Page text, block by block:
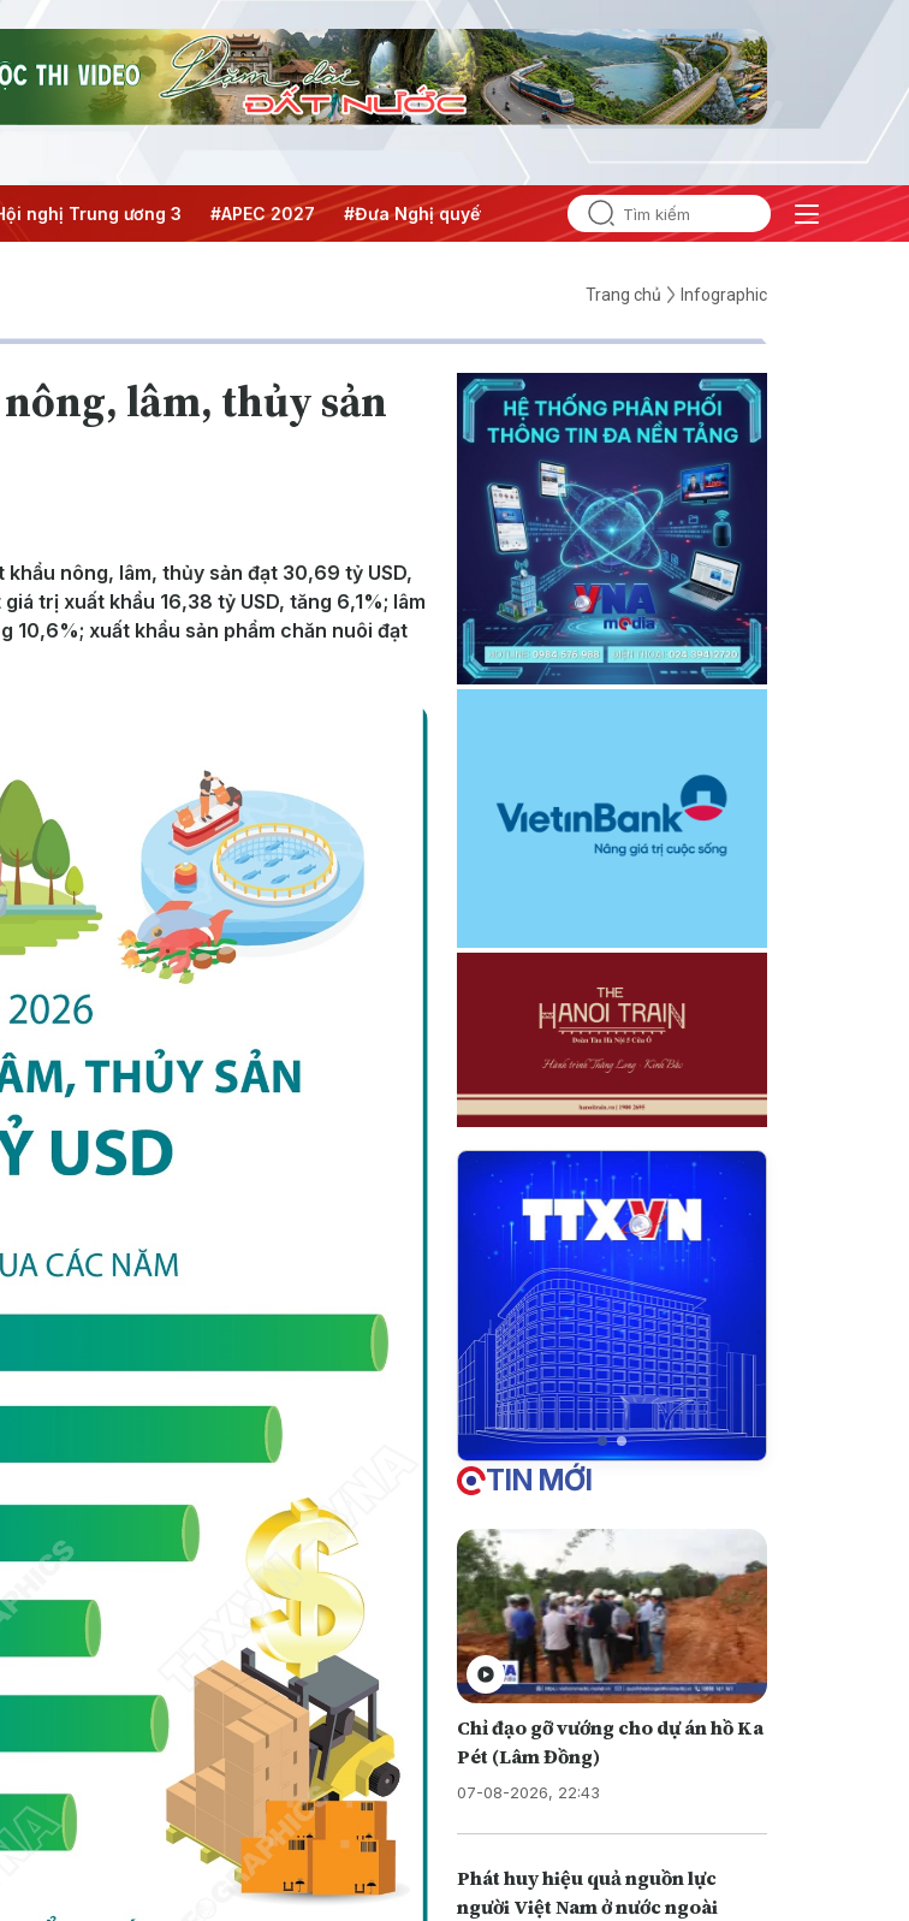
ương 3 #APEC 2027 #Đưa Nghị quyết thành hành động
Trang chủ Infographic
lâm, thủy sản
nông, lâm, thủy sản đạt 30,69 tỷ USD,
trị xuất khẩu 16,38 tỷ USD, tăng 6,1%; lâm
10,6%; xuất khẩu sản phẩm chăn nuôi đạt
TIN MỚI
Chỉ đạo gỡ vướng cho dự án hồ Ka
Pét (Lâm Đồng)
07-08-2026, 22:43
Phát huy hiệu quả nguồn lực
người Việt Nam ở nước ngoài